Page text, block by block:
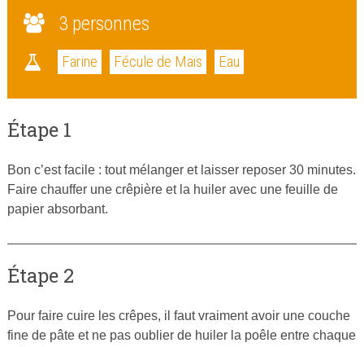
3 personnes
Farine Fécule de Maïs Eau
Étape 1
Bon c’est facile : tout mélanger et laisser reposer 30 minutes.
Faire chauffer une crêpière et la huiler avec une feuille de
papier absorbant.
Étape 2
Pour faire cuire les crêpes, il faut vraiment avoir une couche
fine de pâte et ne pas oublier de huiler la poêle entre chaque